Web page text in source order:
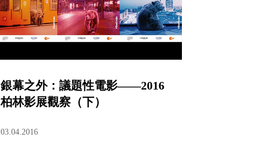
銀幕之外：議題性電影——2016
柏林影展觀察（下）
03.04.2016